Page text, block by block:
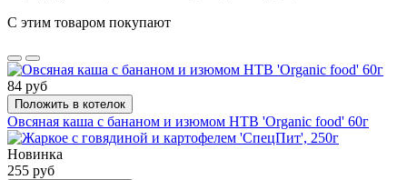
С этим товаром покупают
84 руб
Положить в котелок
Овсяная каша с бананом и изюмом НТВ 'Organic food' 60г
Новинка
255 руб